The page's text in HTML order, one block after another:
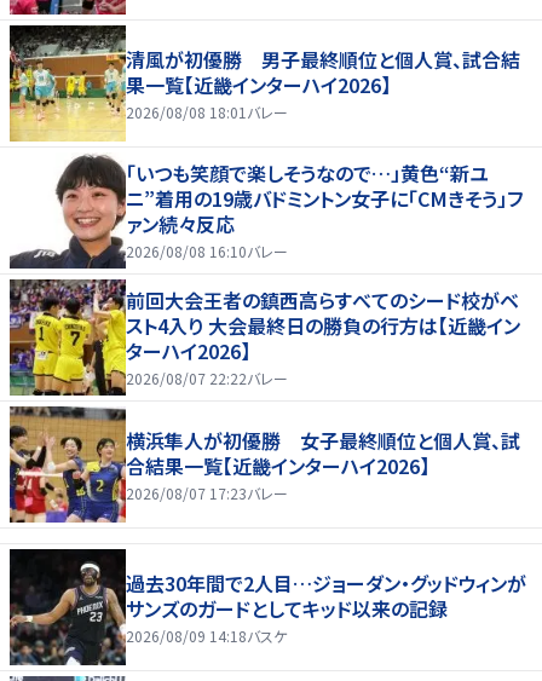
清風が初優勝 男子最終順位と個人賞、試合結
果一覧【近畿インターハイ2026】
2026/08/08 18:01 バレー
「いつも笑顔で楽しそうなので…」黄色“新ユ
ニ”着用の19歳バドミントン女子に「CMきそう」フ
ァン続々反応
2026/08/08 16:10バレー
前回大会王者の鎮西高らすべてのシード校がベ
スト4入り 大会最終日の勝負の行方は【近畿イン
ターハイ2026】
2026/08/07 22:22バレー
横浜隼人が初優勝 女子最終順位と個人賞、試
合結果一覧【近畿インターハイ2026】
2026/08/07 17:23バレー
過去30年間で2人目…ジョーダン・グッドウィンが
サンズのガードとしてキッド以来の記録
2026/08/09 14:18バスケ